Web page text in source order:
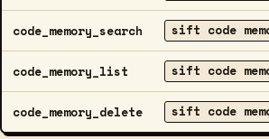
code_memory_search sift code
code_memory_list sift code
code_memory_delete sift code